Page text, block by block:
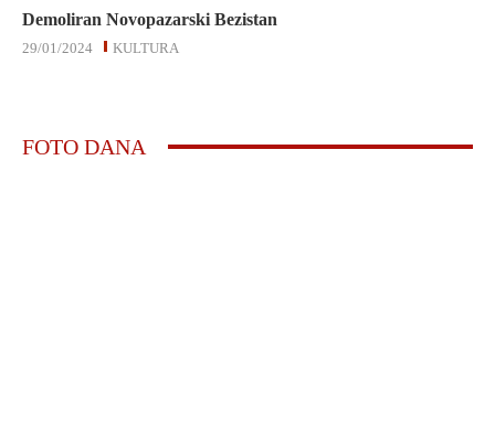
Demoliran Novopazarski Bezistan
KULTURA
29/01/2024
FOTO DANA